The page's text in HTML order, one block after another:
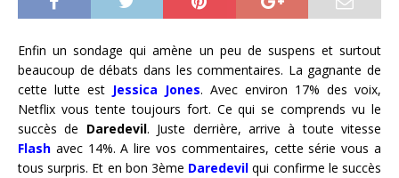
Enfin un sondage qui amène un peu de suspens et surtout
beaucoup de débats dans les commentaires. La gagnante de
cette lutte est Jessica Jones. Avec environ 17% des voix,
Netflix vous tente toujours fort. Ce qui se comprends vu le
succès de Daredevil. Juste derrière, arrive à toute vitesse
Flash avec 14%. A lire vos commentaires, cette série vous a
tous surpris. Et en bon 3ème Daredevil qui confirme le succès